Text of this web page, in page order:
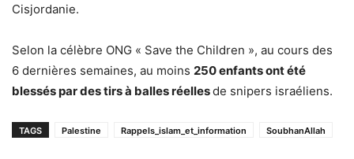
Cisjordanie.
Selon la célèbre ONG « Save the Children », au cours des
6 dernières semaines, au moins 250 enfants ont été
blessés par des tirs à balles réellesde snipers israéliens.
TAGS Palestine Rappels_islam_et_information SoubhanAllah